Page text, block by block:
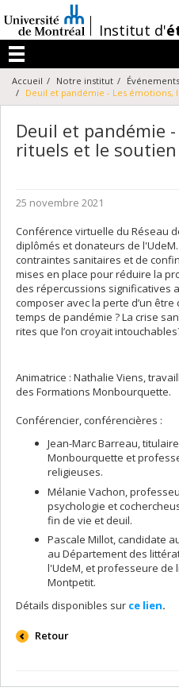
au
contenu
/Institut d'
Menu
Accueil Notre institut
Événements
Deuil et pandémie - Les émotions,
Deuil et pandémie
rituels et le soutien
25 novembre 2021
Conférence virtuelle du Réseau
diplômés et donateurs de l'UdeM.
contraintes sanitaires et de
mises en place pour réduire la
des répercussions significatives
composer avec la perte d’un
temps de pandémie ? La crise
rites que l’on croyait
Animatrice : Nathalie Viens,
des Formations Monbourquette.
Conférencier, conférencières :
Jean-Marc Barreau,
Monbourquette et
religieuses.
Mélanie Vachon,
psychologie et
fin de vie et deuil.
Pascale Millot, candidate
au Département des
l'UdeM, et professeure de
Montpetit.
Détails disponibles sur ce lien.
Retour